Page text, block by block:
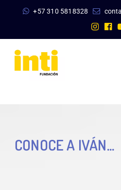
+57 310 5818328
CONOCE A IVÁN...